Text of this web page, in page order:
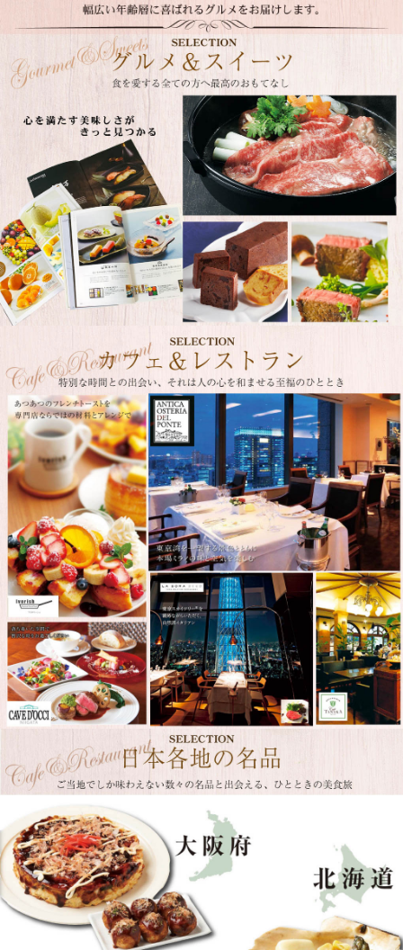
カフェ＆レストランの食事体験が選べるカタログギフト。人気カフェのスイーツ
日本各地の名品が選べるご当地グルメカタログ。北海道の海鮮、大阪の粉もの、